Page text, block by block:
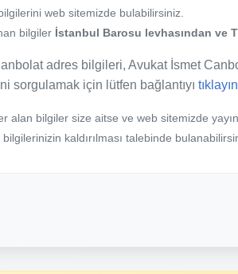
web sitemizde bulabilirsiniz.
bilgiler İstanbul Barosu levhasından ve
adres bilgileri, Avukat İsmet
sorgulamak için lütfen bağlantıyı
alan bilgiler size aitse ve web sitemizde
kaldırılması talebinde